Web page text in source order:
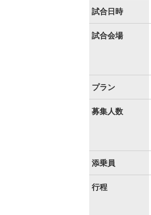
試合日時
試合会場
プラン
募集人数
添乗員
行程